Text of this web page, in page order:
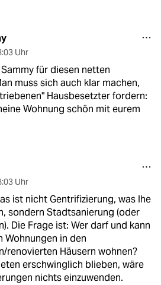
Uhr
für diesen netten
muss sich auch klar machen,
Hausbesetzter fordern:
Wohnung schön mit eurem
Uhr
ist nicht Gentrifizierung, was Ihe
sondern Stadtsanierung (oder
Die Frage ist: Wer darf und kann
Wohnungen in den
renovierten Häusern wohnen?
erschwinglich blieben, wäre
nichts einzuwenden.